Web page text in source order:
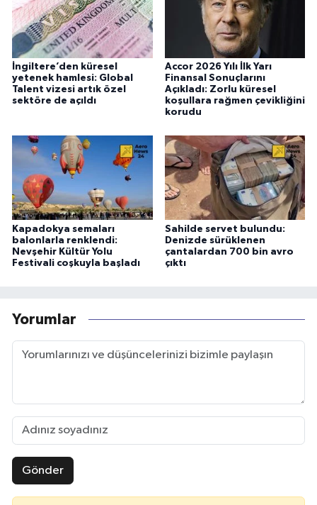
İngiltere’den küresel
yetenek hamlesi: Global
Talent vizesi artık özel
sektöre de açıldı
Accor 2026 Yılı İlk Yarı
Finansal Sonuçlarını
Açıkladı: Zorlu küresel
koşullara rağmen çevikliğini
korudu
Kapadokya semaları
balonlarla renklendi:
Nevşehir Kültür Yolu
Festivali coşkuyla başladı
Sahilde servet bulundu:
Denizde sürüklenen
çantalardan 700 bin avro
çıktı
Yorumlar
Gönder